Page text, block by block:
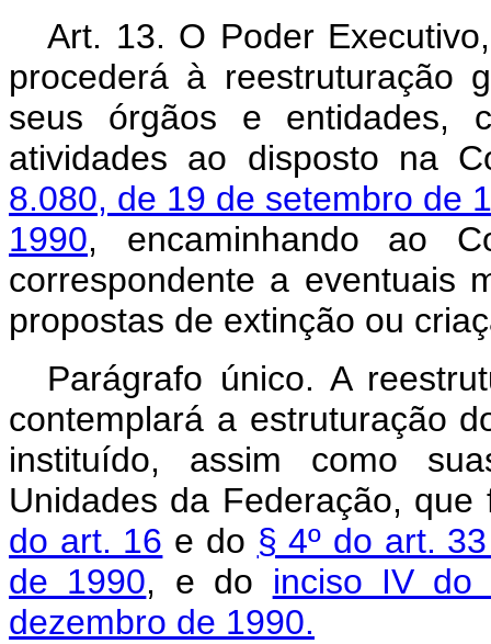
Art. 13. O Poder
procederá à reestruturação
seus órgãos e entidades,
atividades ao disposto na
8.080, de 19 de setembro de
1990, encaminhando ao
correspondente a eventuais
propostas de extinção ou
Parágrafo único. A
contemplará a estruturação
instituído, assim como
Unidades da Federação,
do art. 16 e do § 4º do art.
de 1990, e do inciso IV
dezembro de 1990.